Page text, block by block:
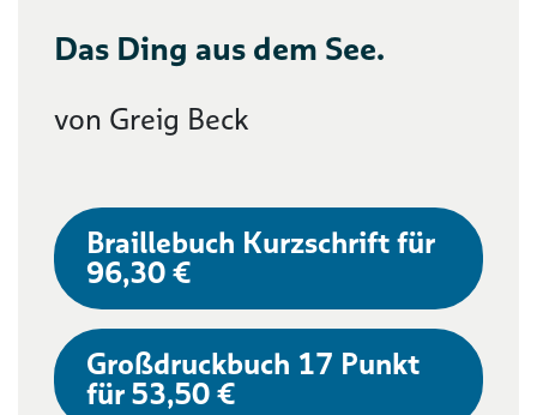
Das Ding aus dem See.
von Greig Beck
Braillebuch Kurzschrift für
96,30 €
Großdruckbuch 17 Punkt
für 53,50 €